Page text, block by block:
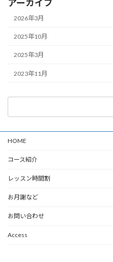
アーカイブ
2026年3月
2025年10月
2025年3月
2023年11月
HOME
コース紹介
レッスン時間割
お月謝など
お問い合わせ
Access